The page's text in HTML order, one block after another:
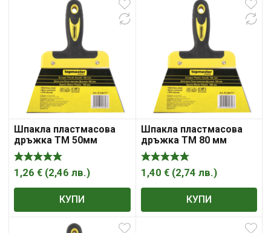
Шпакла пластмасова
дръжка ТМ 50мм
1,26 € (2,46 лв.)
КУПИ
Шпакла пластмасова
дръжка ТМ 80 мм
1,40 € (2,74 лв.)
КУПИ